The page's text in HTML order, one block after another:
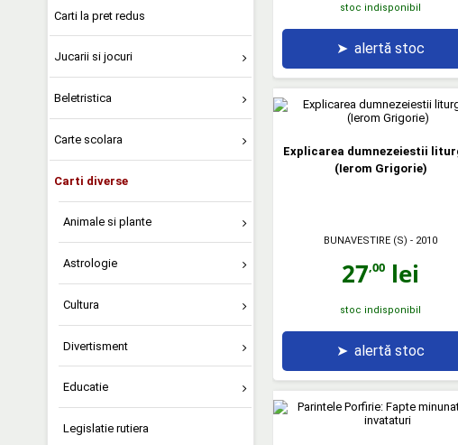
Carti la pret redus
Jucarii si jocuri
Beletristica
Carte scolara
Carti diverse
Animale si plante
Astrologie
Cultura
Divertisment
Educatie
Legislatie rutiera
stoc indisponibil
➤ alertă stoc
Explicarea dumnezeiestii
(Ierom Grigorie)
BUNAVESTIRE (S) - 2010
27,00 lei
stoc indisponibil
➤ alertă stoc